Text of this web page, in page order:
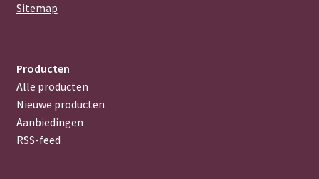
Sitemap
Producten
Alle producten
Nieuwe producten
Aanbiedingen
RSS-feed